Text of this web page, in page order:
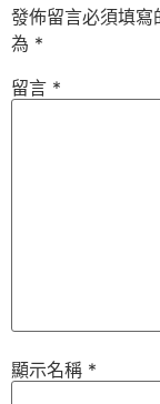
發佈留言必須填寫
為 *
留言 *
顯示名稱 *